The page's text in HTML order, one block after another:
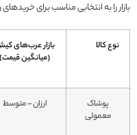
بازار را به انتخابی مناسب برای
نوع کالا
بازار عرب‌های
(میانگین قیمت)
پوشاک
معمولی
ارزان – متوسط